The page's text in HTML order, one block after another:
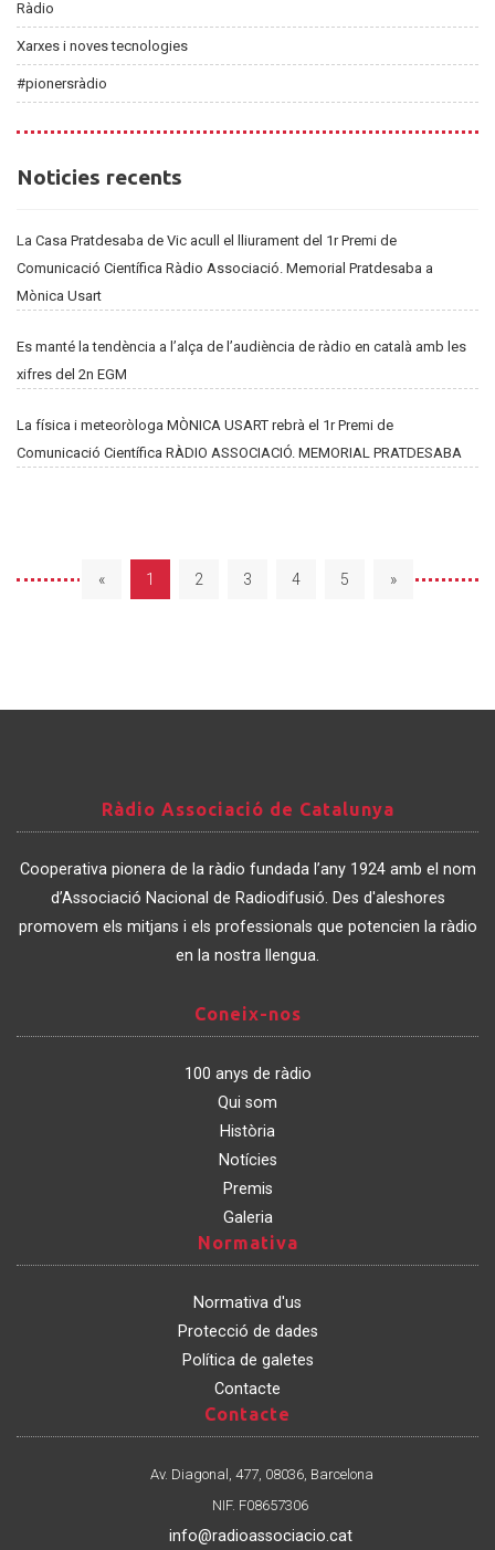
Ràdio
Xarxes i noves tecnologies
#pionersràdio
Noticies
Noticies recents
La Casa Pratdesaba de Vic acull el lliurament del 1r Premi de
Comunicació Científica Ràdio Associació. Memorial Pratdesaba a
Mònica Usart
Es manté la tendència a l’alça de l’audiència de ràdio en català amb les
xifres del 2n EGM
La física i meteoròloga MÒNICA USART rebrà el 1r Premi de
Comunicació Científica RÀDIO ASSOCIACIÓ. MEMORIAL PRATDESABA
« 1 2 3 4 5 »
Associació
de
Catalunya
Ràdio Associació de Catalunya
Cooperativa pionera de la ràdio fundada l’any 1924 amb el nom
d’Associació Nacional de Radiodifusió. Des d'aleshores
promovem els mitjans i els professionals que potencien la ràdio
en la nostra llengua.
nos
Coneix-nos
100 anys de ràdio
Qui som
Història
Notícies
Premis
Galeria
Normativa
Normativa d'us
Protecció de dades
Política de galetes
Contacte
Contacte
Av. Diagonal, 477, 08036, Barcelona
NIF. F08657306
info@radioassociacio.cat